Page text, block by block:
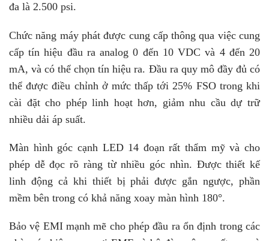
đa là 2.500 psi.
Chức năng máy phát được cung cấp thông qua việc cung
cấp tín hiệu đầu ra analog 0 đến 10 VDC và 4 đến 20
mA, và có thể chọn tín hiệu ra. Đầu ra quy mô đầy đủ có
thể được điều chỉnh ở mức thấp tới 25% FSO trong khi
cài đặt cho phép linh hoạt hơn, giảm nhu cầu dự trữ
nhiều dải áp suất.
Màn hình góc cạnh LED 14 đoạn rất thẩm mỹ và cho
phép dễ đọc rõ ràng từ nhiều góc nhìn. Được thiết kế
linh động cả khi thiết bị phải được gắn ngược, phần
mềm bên trong có khả năng xoay màn hình 180°.
Bảo vệ EMI mạnh mẽ cho phép đầu ra ổn định trong các